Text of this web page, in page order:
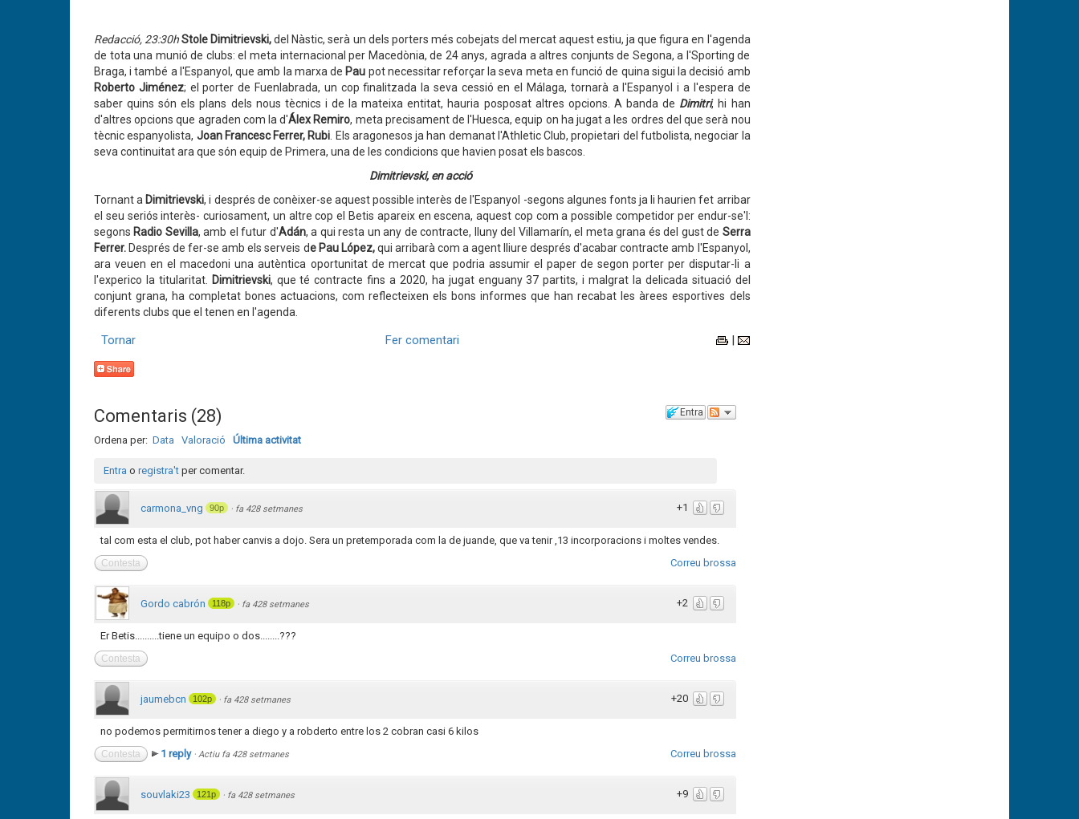
Redacció, 23:30hStole Dimitrievski,del Nàstic, serà un dels porters més cobejats del mercat aquest estiu, ja que figura en l'agenda
de tota una munió de clubs: el meta internacional per Macedònia, de 24 anys, agrada a altres conjunts de Segona, a l'Sporting de
Braga, i també a l'Espanyol, que amb la marxa de Pau pot necessitar reforçar la seva meta en funció de quina sigui la decisió amb
Roberto Jiménez; el porter de Fuenlabrada, un cop finalitzada la seva cessió en el Málaga, tornarà a l'Espanyol i a l'espera de
saber quins són els plans dels nous tècnics i de la mateixa entitat, hauria posposat altres opcions. A banda de Dimitri, hi han
d'altres opcions que agraden com la d'Álex Remiro, meta precisament de l'Huesca, equip on ha jugat a les ordres del que serà nou
tècnic espanyolista, Joan Francesc Ferrer, Rubi . Els aragonesos ja han demanat l'Athletic Club, propietari del futbolista, negociar la
seva continuitat ara que són equip de Primera, una de les condicions que havien posat els bascos.
Dimitrievski, en acció
Tornant a Dimitrievski, i després de conèixer-se aquest possible interès de l'Espanyol -segons algunes fonts ja li haurien fet arribar
el seu seriós interès- curiosament, un altre cop el Betis apareix en escena, aquest cop com a possible competidor per endur-se'l:
segons Radio Sevilla, amb el futur d'Adán, a qui resta un any de contracte, lluny del Villamarín, el meta grana és del gust de Serra
Ferrer.Després de fer-se amb els serveis de Pau López,qui arribarà com a agent lliure després d'acabar contracte amb l'Espanyol,
ara veuen en el macedoni una autèntica oportunitat de mercat que podria assumir el paper de segon porter per disputar-li a
l'experico la titularitat.
Dimitrievski, que té contracte fins a 2020, ha jugat enguany 37 partits, i malgrat la delicada situació del
conjunt grana, ha completat bones actuacions, com reflecteixen els bons informes que han recabat les àrees esportives dels
diferents clubs que el tenen en l'agenda.
Tornar Fer comentari |
Entra
Comentaris (28)
Ordena per: Data Valoració Última activitat
Entra o registra't per comentar.
+1
carmona_vng 90p · fa 428 setmanes
tal com esta el club, pot haber canvis a dojo. Sera un pretemporada com la de juande, que va tenir ,13 incorporacions i moltes vendes.
Correu brossa
Contesta
+2
Gordo cabrón 118p · fa 428 setmanes
Er Betis..........tiene un equipo o dos........???
Correu brossa
Contesta
+20
jaumebcn 102p · fa 428 setmanes
no podemos permitirnos tener a diego y a robderto entre los 2 cobran casi 6 kilos
Correu brossa
Contesta 1 reply · Actiu fa 428 setmanes
+9
souvlaki23 121p · fa 428 setmanes